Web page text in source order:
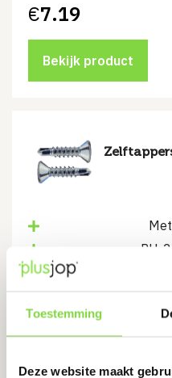
Toestemming
Deze website maakt
€7.19
Bekijk product
PH-
Bekijk product